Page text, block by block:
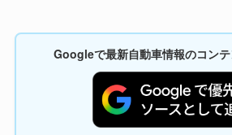
Googleで最新自動車情報のコン